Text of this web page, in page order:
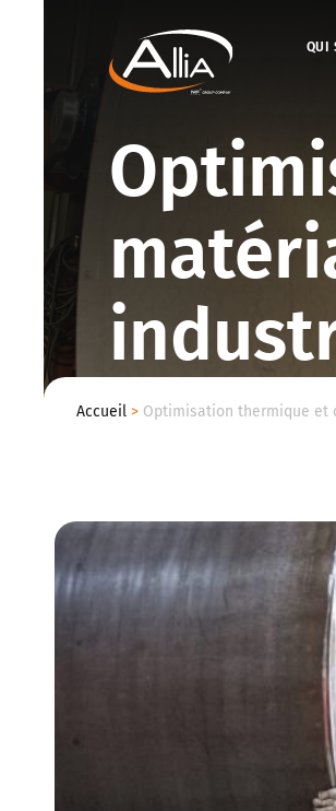
QUI
Accueil > Optimisation thermique et